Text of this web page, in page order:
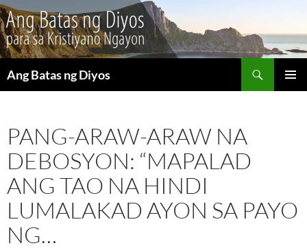
Ang Batas ng Diyos
PANG-ARAW-ARAW NA
DEBOSYON: “MAPALAD
ANG TAO NA HINDI
LUMALAKAD AYON SA PAYO
NG…